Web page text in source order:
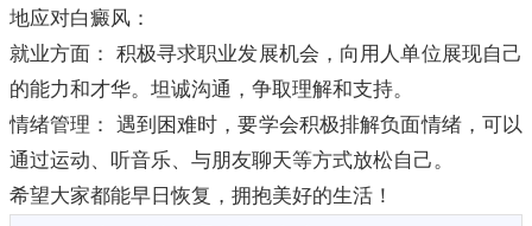
地应对白癜风：
就业方面： 积极寻求职业发展机会，向用人单位展现自己
的能力和才华。坦诚沟通，争取理解和支持。
情绪管理： 遇到困难时，要学会积极排解负面情绪，可以
通过运动、听音乐、与朋友聊天等方式放松自己。
希望大家都能早日恢复，拥抱美好的生活！